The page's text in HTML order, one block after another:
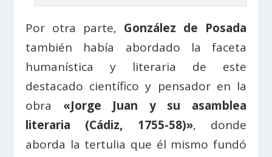
Por otra parte, González de Posada
también había abordado la faceta
humanística y literaria de este
destacado científico y pensador en la
obra «Jorge Juan y su asamblea
literaria (Cádiz, 1755-58)», donde
aborda la tertulia que él mismo fundó